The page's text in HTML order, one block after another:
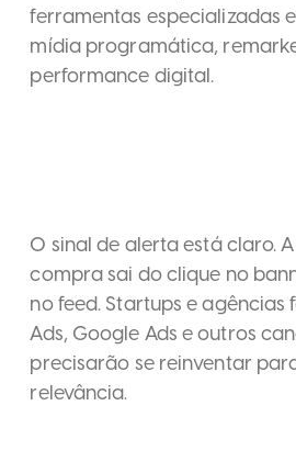
ferramentas especializadas
mídia programática,
performance digital.
O sinal de alerta está claro.
compra sai do clique no
no feed. Startups e
Ads, Google Ads e outros
precisarão se reinventar
relevância.